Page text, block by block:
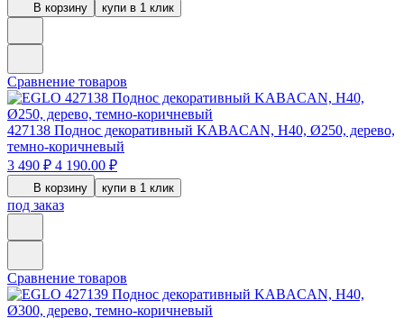
В корзину купи в 1 клик
Сравнение товаров
427138 Поднос декоративный KABACAN, H40, Ø250, дерево,
темно-коричневый
3 490 ₽ 4 190.00 ₽
В корзину купи в 1 клик
под заказ
Сравнение товаров